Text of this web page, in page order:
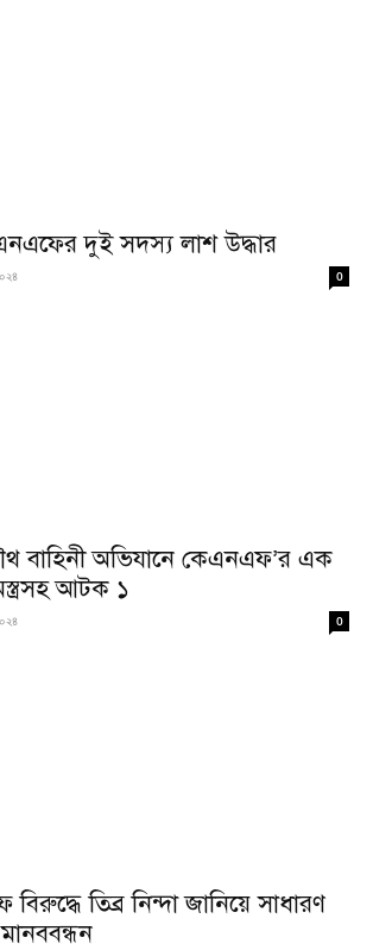
দুই সদস্য লাশ উদ্ধার
0
বাহিনী অভিযানে কেএনএফ’র এক
আটক ১
0
তিব্র নিন্দা জানিয়ে সাধারণ